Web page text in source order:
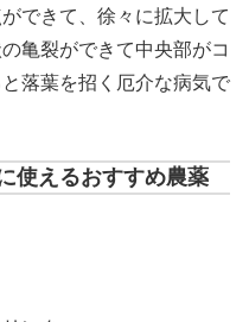
できて、徐々に拡大して
亀裂ができて中央部がコ
落葉を招く厄介な病気で
使えるおすすめ農薬